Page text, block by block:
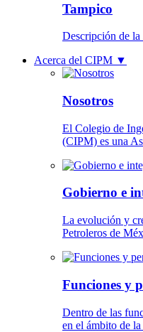
Tampico
Descripción de la
Acerca del CIPM ▼
Nosotros
El Colegio de
(CIPM) es una
Gobierno e
La evolución y
Petroleros de
Funciones y
Dentro de las
en el ámbito de